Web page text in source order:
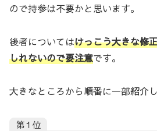
ので持参は不要かと思います。
後者についてはけっこう大きな修
しれないので要注意です。
大きなところから順番に一部紹介し
第１位